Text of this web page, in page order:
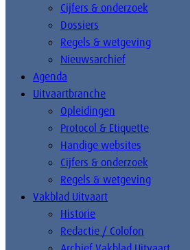
Cijfers & onderzoek
Dossiers
Regels & wetgeving
Nieuwsarchief
Agenda
Uitvaartbranche
Opleidingen
Protocol & Etiquette
Handige websites
Cijfers & onderzoek
Regels & wetgeving
Vakblad Uitvaart
Historie
Redactie / Colofon